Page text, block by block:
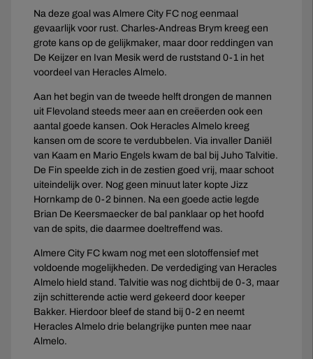
Na deze goal was Almere City FC nog eenmaal
gevaarlijk voor rust. Charles-Andreas Brym kreeg een
grote kans op de gelijkmaker, maar door reddingen van
De Keijzer en Ivan Mesik werd de ruststand 0-1 in het
voordeel van Heracles Almelo.
Aan het begin van de tweede helft drongen de mannen
uit Flevoland steeds meer aan en creëerden ook een
aantal goede kansen. Ook Heracles Almelo kreeg
kansen om de score te verdubbelen. Via invaller Daniël
van Kaam en Mario Engels kwam de bal bij Juho Talvitie.
De Fin speelde zich in de zestien goed vrij, maar schoot
uiteindelijk over. Nog geen minuut later kopte Jizz
Hornkamp de 0-2 binnen. Na een goede actie legde
Brian De Keersmaecker de bal panklaar op het hoofd
van de spits, die daarmee doeltreffend was.
Almere City FC kwam nog met een slotoffensief met
voldoende mogelijkheden. De verdediging van Heracles
Almelo hield stand. Talvitie was nog dichtbij de 0-3, maar
zijn schitterende actie werd gekeerd door keeper
Bakker. Hierdoor bleef de stand bij 0-2 en neemt
Heracles Almelo drie belangrijke punten mee naar
Almelo.